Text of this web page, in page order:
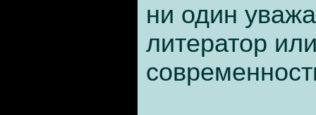
ни один
литератор